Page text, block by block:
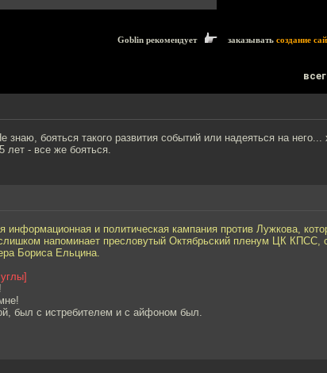
Goblin рекомендует заказывать создание
знаю, бояться такого развития событий или надеяться на него...
лет - все же бояться.
информационная и политическая кампания против Лужкова,
напоминает пресловутый Октябрьский пленум ЦК КПСС,
Бориса Ельцина.
был с истребителем и с айфоном был.